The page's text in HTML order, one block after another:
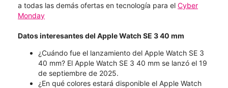
a todas las demás ofertas en tecnología para el Cyber
Monday
Datos interesantes del Apple Watch SE 3 40 mm
¿Cuándo fue el lanzamiento del Apple Watch SE 3
40 mm? El Apple Watch SE 3 40 mm se lanzó el 19
de septiembre de 2025.
¿En qué colores estará disponible el Apple Watch